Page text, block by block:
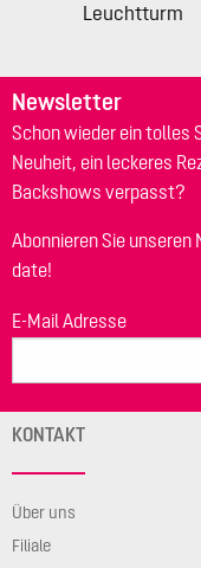
Leuchtturm
Newsletter
Schon wieder ein tolles
Neuheit, ein leckeres
Backshows verpasst?
Abonnieren Sie
date!
E-Mail Adresse
KONTAKT
Über uns
Filiale